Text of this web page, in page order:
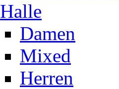
Halle
Damen
Mixed
Herren